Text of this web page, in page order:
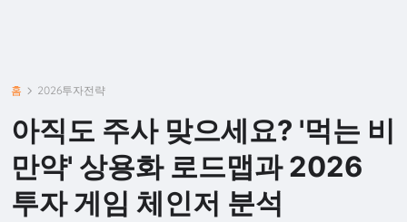
홈 2026투자전략
아직도 주사 맞으세요? '먹는 비
만약' 상용화 로드맵과 2026
투자 게임 체인저 분석